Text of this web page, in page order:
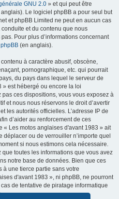
GNU 2.0 » et qui peut être
Le logiciel phpBB a pour seul but
et phpBB Limited ne peut en aucun cas
et du contenu que nous
Pour plus d’informations concernant
(en anglais).
à caractère abusif, obscène,
pornographique, etc. qui pourrait
du pays dans lequel le serveur de
» est hébergé ou encore la loi
ces dispositions, vous vous exposez à
et nous nous réservons le droit d’avertir
les autorités officielles. L’adresse IP de
d’aider au renforcement de ces
« Les motos anglaises d'avant 1983 » ait
déplacer ou de verrouiller n’importe quel
si nous estimons cela nécessaire.
que toutes les informations que vous avez
notre base de données. Bien que ces
à une tierce partie sans votre
d'avant 1983 », ni phpBB, ne pourront
de tentative de piratage informatique